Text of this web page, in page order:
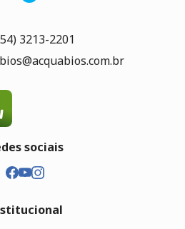
3213-2201
sociais